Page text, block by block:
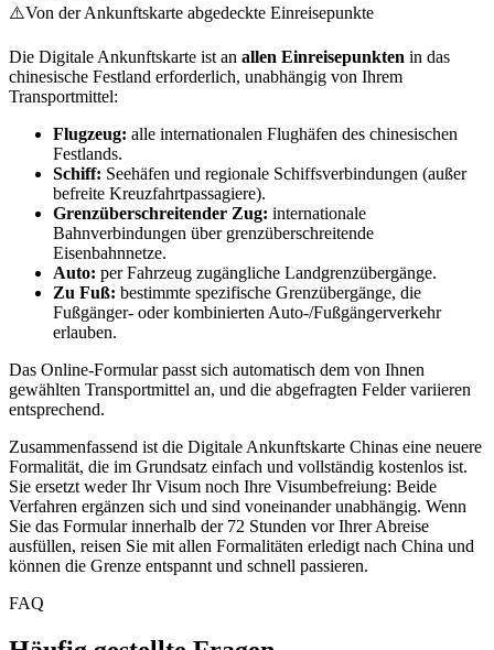
⚠️Von der Ankunftskarte abgedeckte Einreisepunkte
Die Digitale Ankunftskarte ist an allen Einreisepunkten in das
chinesische Festland erforderlich, unabhängig von Ihrem
Transportmittel:
Flugzeug: alle internationalen Flughäfen des chinesischen
Festlands.
Schiff: Seehäfen und regionale Schiffsverbindungen (außer
befreite Kreuzfahrtpassagiere).
Grenzüberschreitender Zug: internationale
Bahnverbindungen über grenzüberschreitende
Eisenbahnnetze.
Auto: per Fahrzeug zugängliche Landgrenzübergänge.
Zu Fuß: bestimmte spezifische Grenzübergänge, die
Fußgänger- oder kombinierten Auto-/Fußgängerverkehr
erlauben.
Das Online-Formular passt sich automatisch dem von Ihnen
gewählten Transportmittel an, und die abgefragten Felder variieren
entsprechend.
Zusammenfassend ist die Digitale Ankunftskarte Chinas eine neuere
Formalität, die im Grundsatz einfach und vollständig kostenlos ist.
Sie ersetzt weder Ihr Visum noch Ihre Visumbefreiung: Beide
Verfahren ergänzen sich und sind voneinander unabhängig. Wenn
Sie das Formular innerhalb der 72 Stunden vor Ihrer Abreise
ausfüllen, reisen Sie mit allen Formalitäten erledigt nach China und
können die Grenze entspannt und schnell passieren.
FAQ